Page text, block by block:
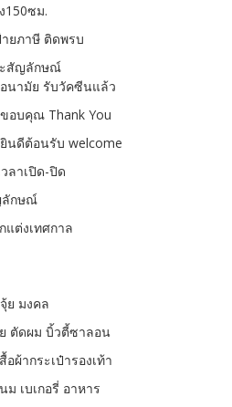
150ซม.
ยภาษี ติดพรบ
ะสัญลักษณ์
นามัย รับวัคซีนแล้ว
อบคุณ Thank You
นดีต้อนรับ welcome
ลาเปิด-ปิด
ลักษณ์
ต่งเทศกาล
ย มงคล
ตัดผม บิ้วตี้ซาลอน
ผ้ากระเป๋ารองเท้า
เบเกอรี่ อาหาร